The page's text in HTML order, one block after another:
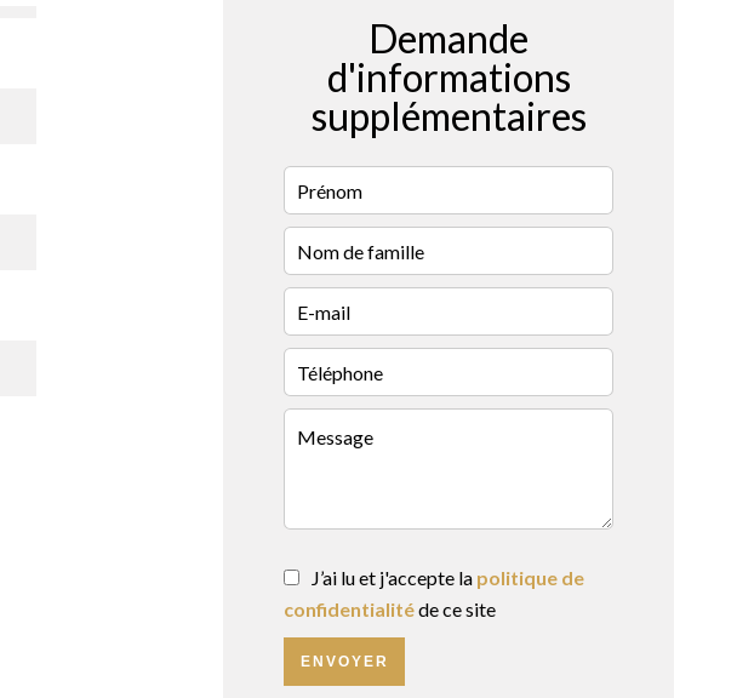
Demande
d'informations
supplémentaires
J’ai lu et j'accepte la politique de
confidentialitéde ce site
ENVOYER